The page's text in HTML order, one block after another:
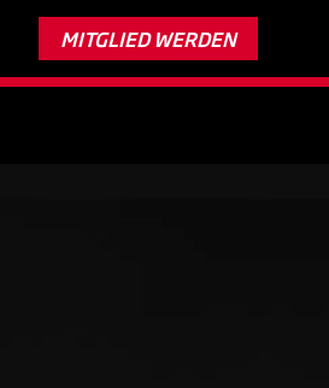
MITGLIED WERDEN
Trainiere 2 Monate gratis*
vorbehalten.